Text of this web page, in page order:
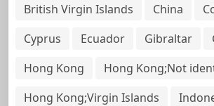
British Virgin Islands
China
Cyprus
Ecuador Gibraltar
Hong Kong
Hong Kong;Not
Hong Kong;Virgin Islands